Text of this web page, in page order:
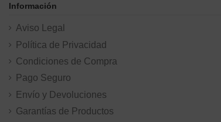
Información
Aviso Legal
Política de Privacidad
Condiciones de Compra
Pago Seguro
Envío y Devoluciones
Garantías de Productos